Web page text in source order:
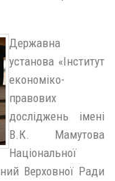
Державна
установа «Інститут
економіко-
правових
досліджень імені
В.К. Мамутова
Національної
Верховної Ради